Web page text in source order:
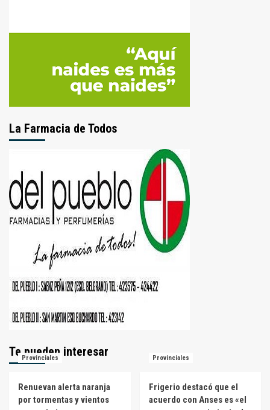
La Farmacia de Todos
Te pueden interesar
Provinciales
Renuevan alerta naranja
por tormentas y vientos
Provinciales
Frigerio destacó que el
acuerdo con Anses es «el